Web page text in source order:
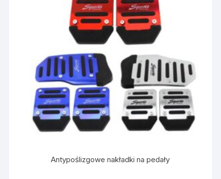
Antypoślizgowe nakładki na pedały